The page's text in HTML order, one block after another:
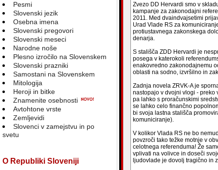
Pesmi
Slovenski jezik
Osebna imena
Slovenski pregovori
Slovenski meseci
Narodne noše
Plesno izročilo na Slovenskem
Slovenski prazniki
Samostani na Slovenskem
Mitologija
Heroji in bitke
Znamenite osebnosti
Avtohtone vrste
Zemljevidi
Slovenci v zamejstvu in po
svetu
O Republiki Sloveniji
Zvezo DD Hervardi smo v
kampanje za zakonodajni
2011. Med dvaindvajsetimi
Urad Vlade RS za
protiustavnega zakonskega
denarja.
S stališča ZDD Hervardi je
posega v katerokoli
enakovredno zakonodajnemu
oblasti na sodno, izvršilno in
Zadnja novela ZRVK-A je
nastopajo v dvojni vlogi - preko
pa lahko s proračunskimi
se lahko celo finančno
bi svoja lastna stališča
komuniciranje).
V kolikor Vlada RS ne bo
povzroči tako težke motnje v
celotnega referenduma! Že
vplivati na volivce in doseči
ljudovlade je dovolj tragično in